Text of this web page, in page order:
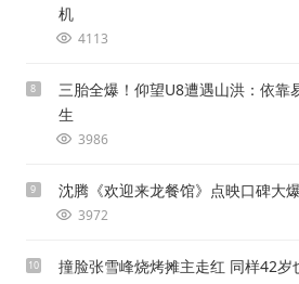
机
4113
8
三胎全爆！仰望U8遭遇山洪：依靠
生
3986
9 沈腾《欢迎来龙餐馆》点映口碑大
3972
10 撞脸张雪峰烧烤摊主走红 同样42岁